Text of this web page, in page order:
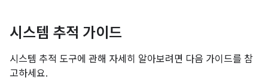
시스템 추적 가이드
시스템 추적 도구에 관해 자세히 알아보려면 다음 가이드를 참
고하세요.